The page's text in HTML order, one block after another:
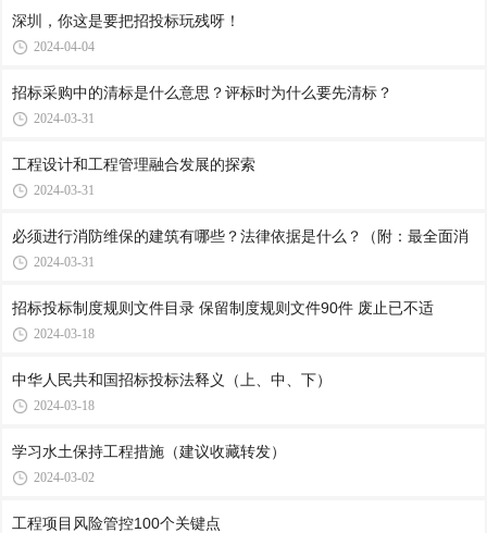
深圳，你这是要把招投标玩残呀！
2024-04-04
招标采购中的清标是什么意思？评标时为什么要先清标？
2024-03-31
工程设计和工程管理融合发展的探索
2024-03-31
必须进行消防维保的建筑有哪些？法律依据是什么？（附：最全面消
2024-03-31
招标投标制度规则文件目录 保留制度规则文件90件 废止已不适
2024-03-18
中华人民共和国招标投标法释义（上、中、下）
2024-03-18
学习水土保持工程措施（建议收藏转发）
2024-03-02
工程项目风险管控100个关键点